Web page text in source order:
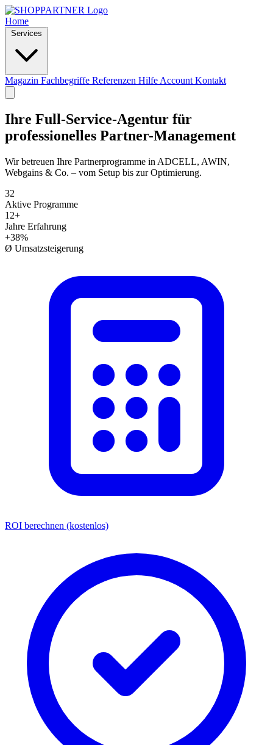
Home
Services
Magazin Fachbegriffe Referenzen Hilfe Account Kontakt
Ihre Full-Service-Agentur für
professionelles Partner-Management
Wir betreuen Ihre Partnerprogramme in ADCELL, AWIN,
Webgains & Co. – vom Setup bis zur Optimierung.
32
Aktive Programme
12+
Jahre Erfahrung
+38%
Ø Umsatzsteigerung
ROI berechnen (kostenlos)